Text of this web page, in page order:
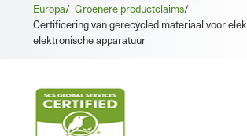
Europa/ Groenere productclaims/
Certificering van gerecycled materiaal voor
elektronische apparatuur